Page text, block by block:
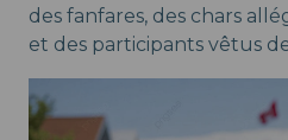
des fanfares, des chars
et des participants vêtus